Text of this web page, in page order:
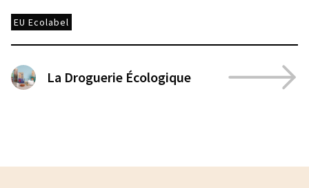
EU Ecolabel
La Droguerie Écologique